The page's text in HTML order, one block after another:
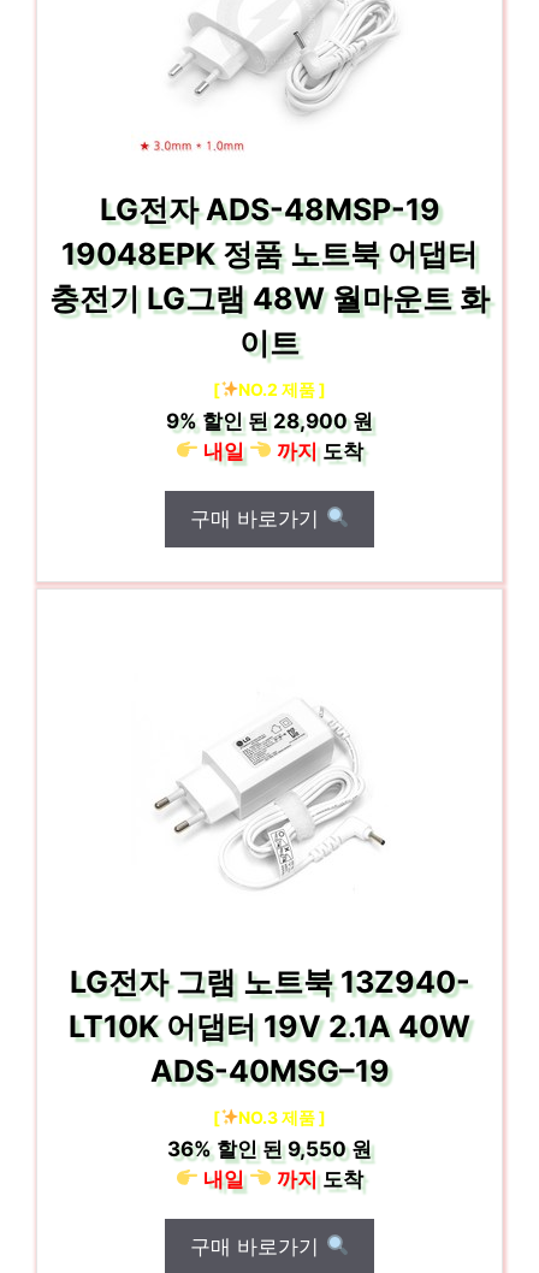
LG전자 ADS-48MSP-19
19048EPK 정품 노트북 어댑터
충전기 LG그램 48W 월마운트 화
이트
[ NO.2 제품 ]
9% 할인 된28,900 원
내일
까지도착
구매 바로가기
LG전자 그램 노트북 13Z940-
LT10K 어댑터 19V 2.1A 40W
ADS-40MSG–19
[ NO.3 제품 ]
36% 할인 된9,550 원
내일
까지도착
구매 바로가기